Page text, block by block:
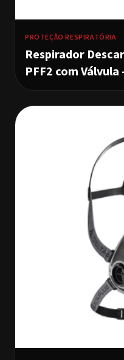
PROTEÇÃO RESPIRATÓRIA
Respirador
PFF2 com